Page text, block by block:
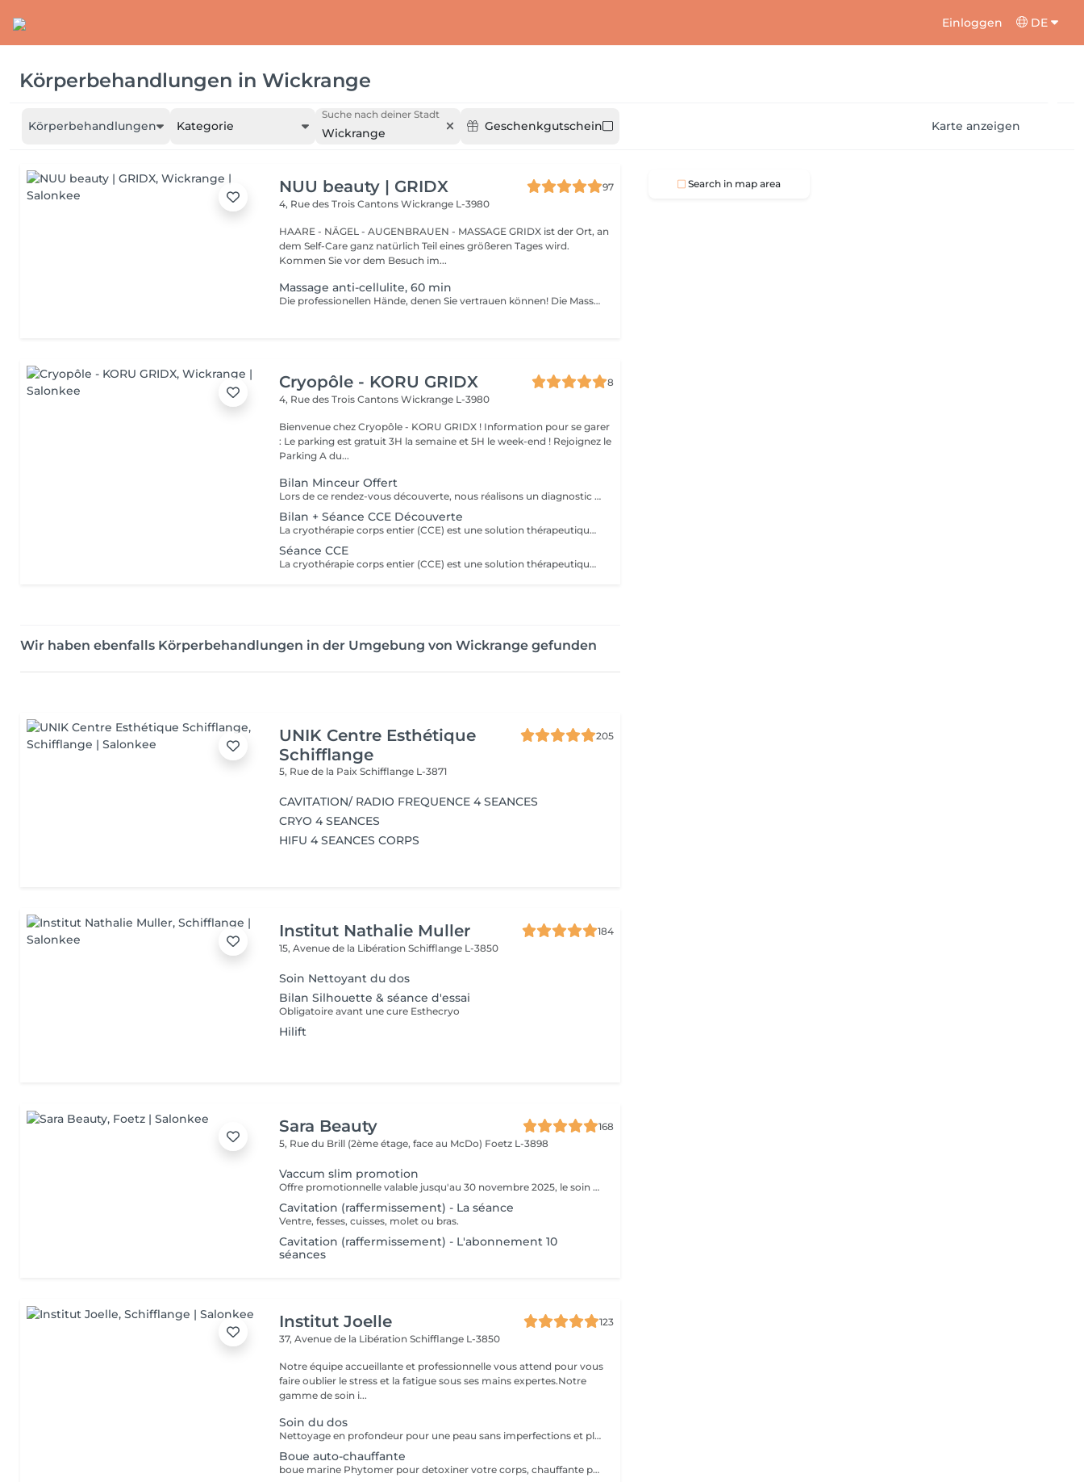
Einloggen DE
Körperbehandlungen in Wickrange
Körperbehandlungen Kategorie
Suche nach deiner Stadt
Wickrange Geschenkgutschein Karte anzeigen
NUU beauty | GRIDX
97
4, Rue des Trois CantonsWickrange L-3980
HAARE - NÄGEL - AUGENBRAUEN - MASSAGE GRIDX ist der Ort, an
dem Self-Care ganz natürlich Teil eines größeren Tages wird.
Kommen Sie vor dem Besuch im...
Massage anti-cellulite, 60 min
Die professionellen Hände, denen Sie vertrauen können! Die Massage ist die Praxis des Knetens oder Manipulierens der Muskeln und anderer Weichteile einer Person, um Stress zu reduzieren, Muskelschmerzen zu lindern, die Entspannung zu fördern und die Funktion des Immunsystems zu verbessern. Vorteile einer Anti-Cellulite-Massage: - verbessert die Durchblutung - beseitigt Stauungen in der Haut - aktiviert Stoffwechselprozesse in Zellen und Geweben - Muskeln und Gewebe werden mit Sauerstoff und Mineralien versorgt - die Haut wird glatt und elastisch Wie wird eine Anti-Cellulite-Massage durchgeführt? - der Rücken wird massiert - Arme werden massiert - Beine werden massiert - der Bauch wird massiert Altersbeschränkungen: empfohlen ab 16 Jahren. Empfehlungen nach dem Eingriff: nach dem Eingriff 2-3 Stunden keinen Sport und plötzliche Bewegungen machen. Frequenz: 2-3 Mal pro Woche, insgesamt 10 Mal. Wiederholen Sie den Eingriff alle 3-6 Monate.
Cryopôle - KORU GRIDX
8
4, Rue des Trois CantonsWickrange L-3980
Bienvenue chez Cryopôle - KORU GRIDX ! Information pour se garer
: Le parking est gratuit 3H la semaine et 5H le week-end ! Rejoignez le
Parking A du...
Bilan Minceur Offert
Lors de ce rendez-vous découverte, nous réalisons un diagnostic personnalisé de votre silhouette et de vos objectifs. Ensemble, nous identifions les solutions les plus adaptées (cryolipolyse, remodelage, cryothérapie, etc.) pour atteindre vos résultats. Sans engagement une première étape offerte pour comprendre votre corps et vous guider efficacement.
Bilan + Séance CCE Découverte
La cryothérapie corps entier (CCE) est une solution thérapeutique non médicamenteuse par le froid. Elle utilise l'action du froid en produisant un effet antalgique et anti-inflammatoire sur tout le corps dans de nombreux domaines : médical, sportif, bien-être et esthétique.
Séance CCE
La cryothérapie corps entier (CCE) est une solution thérapeutique non médicamenteuse par le froid. Elle utilise l'action du froid en produisant un effet antalgique et anti-inflammatoire sur tout le corps dans de nombreux domaines : médical, sportif, bien-être et esthétique.
Wir haben ebenfalls Körperbehandlungen in der Umgebung von Wickrange gefunden
UNIK Centre Esthétique
Schifflange
205
5, Rue de la PaixSchifflange L-3871
CAVITATION/ RADIO FREQUENCE 4 SEANCES
CRYO 4 SEANCES
HIFU 4 SEANCES CORPS
Institut Nathalie Muller
184
15, Avenue de la LibérationSchifflange L-3850
Soin Nettoyant du dos
Bilan Silhouette & séance d'essai
Obligatoire avant une cure Esthecryo
Hilift
Sara Beauty
168
5, Rue du Brill (2ème étage, face au McDo) Foetz L-3898
Vaccum slim promotion
Offre promotionnelle valable jusqu'au 30 novembre 2025, le soin vacuum a seulement 55 € au lieu de 69 €
Cavitation (raffermissement) - La séance
Ventre, fesses, cuisses, molet ou bras.
Cavitation (raffermissement) - L'abonnement 10
séances
Institut Joelle
123
37, Avenue de la LibérationSchifflange L-3850
Notre équipe accueillante et professionnelle vous attend pour vous
faire oublier le stress et la fatigue sous ses mains expertes.Notre
gamme de soin i...
Soin du dos
Nettoyage en profondeur pour une peau sans imperfections et plus lisse
Boue auto-chauffante
boue marine Phytomer pour detoxiner votre corps, chauffante pour délasser vos muscles
Search in map area